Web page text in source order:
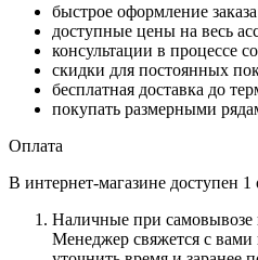
быстрое оформление заказа
доступные цены на весь
консультации в процессе
скидки для постоянных
бесплатная доставка до
покупать размерными
Оплата
В интернет-магазине доступен 1
Наличные при самовывозе
Менеджер свяжется с вами